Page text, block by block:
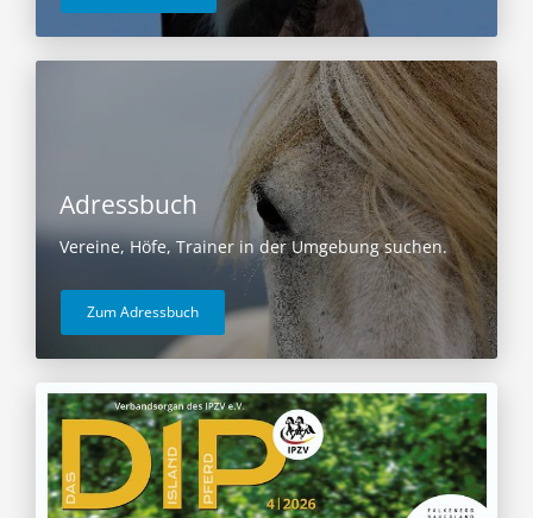
Adressbuch
Vereine, Höfe, Trainer in der Umgebung suchen.
Zum Adressbuch